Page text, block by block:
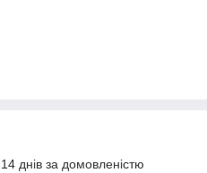
днів за домовленістю